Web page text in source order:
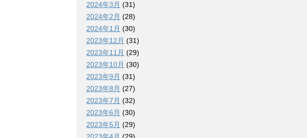
2024年3月 (31)
2024年2月 (28)
2024年1月 (30)
2023年12月 (31)
2023年11月 (29)
2023年10月 (30)
2023年9月 (31)
2023年8月 (27)
2023年7月 (32)
2023年6月 (30)
2023年5月 (29)